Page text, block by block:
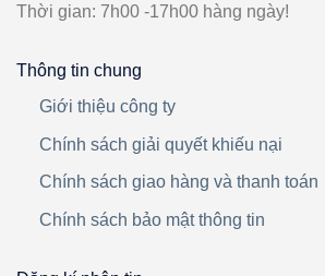
Thời gian: 7h00 -17h00 hàng ngày!
Thông tin chung
Giới thiệu công ty
Chính sách giải quyết khiếu nại
Chính sách giao hàng và thanh toán
Chính sách bảo mật thông tin